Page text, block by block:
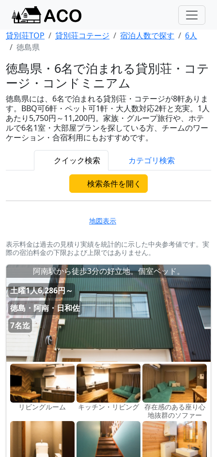
貸別荘TOP 貸別荘コテージ 宿泊人数で探す
6人
徳島県
徳島県・6名で泊まれる貸別荘・コテ
ージ・コンドミニアム
徳島県には、6名で泊まれる貸別荘・コテージが8軒ありま
す。BBQ可6軒・ペット可1軒・大人数対応2軒と充実。1人
あたり5,750円～11,200円。家族・グループ旅行や、ホテ
ルで6名1室・大部屋プランを探している方、チームのワー
ケーション・合宿利用にもおすすめです。
クイック検索 カテゴリ検索
検索条件を開く
地図表示
表示料金は過去の見積り実績を統計的に示した中央参考値です。実
際の宿泊料金の下限および上限ではありません。
阿南駅から徒歩3分の好立地。個室ベッド。
土曜1人6,286円～
徳島・阿南・日和佐
7名迄
リビングルーム キッチン・リビング 存在感のある座り心
地抜群のソファー